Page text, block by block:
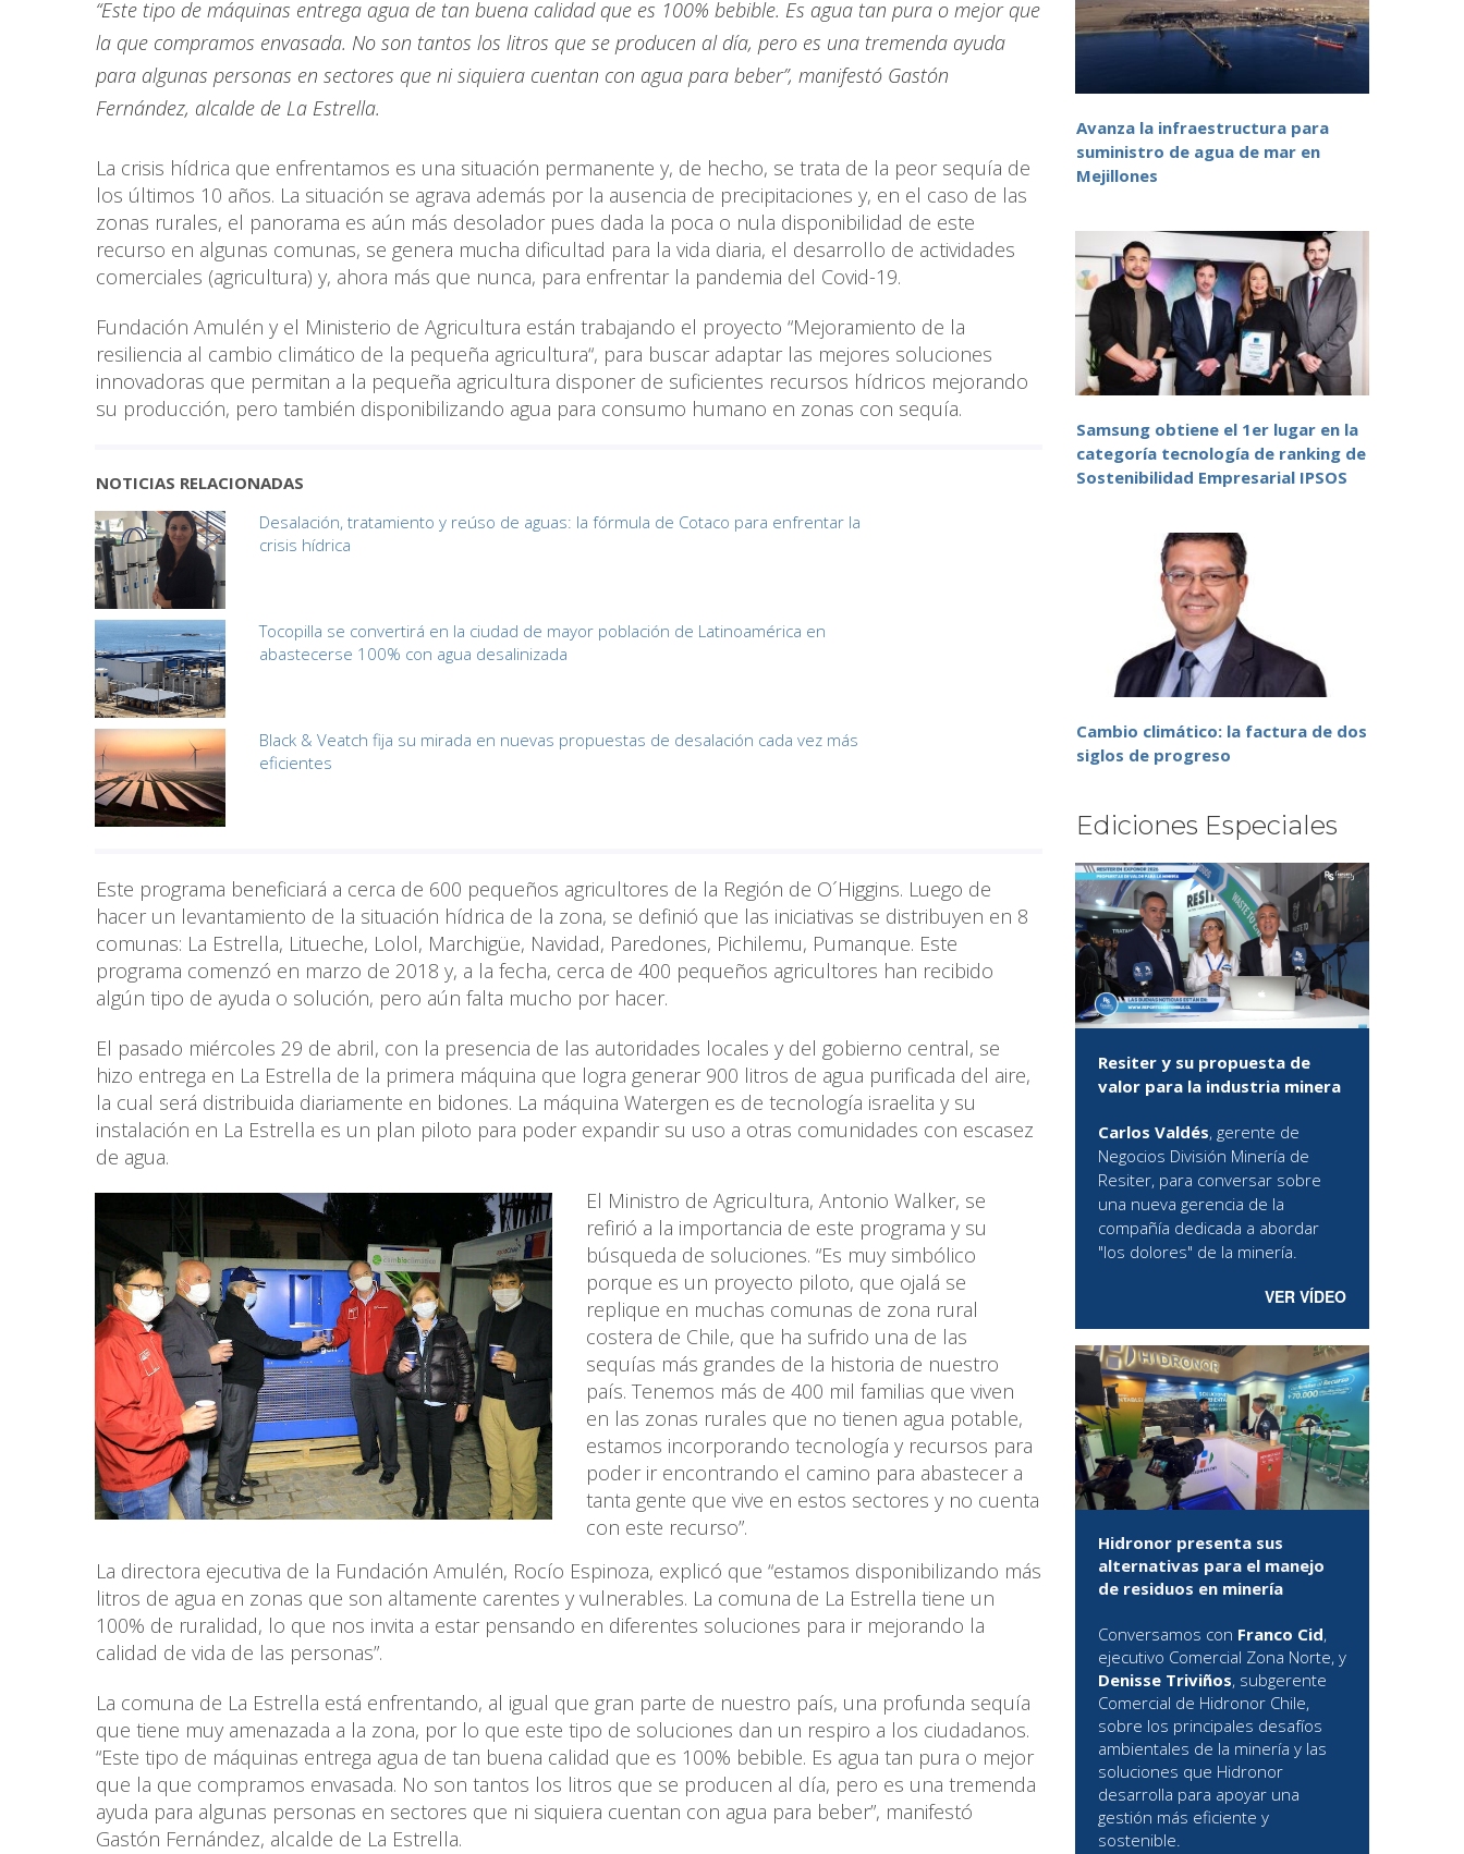
“Este tipo de máquinas entrega agua de tan buena calidad que es 100% bebible. Es agua tan pura o mejor que
la que compramos envasada. No son tantos los litros que se producen al día, pero es una tremenda ayuda
para algunas personas en sectores que ni siquiera cuentan con agua para beber”, manifestó Gastón
Fernández, alcalde de La Estrella.
La crisis hídrica que enfrentamos es una situación permanente y, de hecho, se trata de la peor sequía de
los últimos 10 años. La situación se agrava además por la ausencia de precipitaciones y, en el caso de las
zonas rurales, el panorama es aún más desolador pues dada la poca o nula disponibilidad de este
recurso en algunas comunas, se genera mucha dificultad para la vida diaria, el desarrollo de actividades
comerciales (agricultura) y, ahora más que nunca, para enfrentar la pandemia del Covid-19.
Fundación Amulén y el Ministerio de Agricultura están trabajando el proyecto “Mejoramiento de la
resiliencia al cambio climático de la pequeña agricultura“, para buscar adaptar las mejores soluciones
innovadoras que permitan a la pequeña agricultura disponer de suficientes recursos hídricos mejorando
su producción, pero también disponibilizando agua para consumo humano en zonas con sequía.
NOTICIAS RELACIONADAS
Desalación, tratamiento y reúso de aguas: la fórmula de Cotaco para enfrentar la
crisis hídrica
Tocopilla se convertirá en la ciudad de mayor población de Latinoamérica en
abastecerse 100% con agua desalinizada
Black & Veatch fija su mirada en nuevas propuestas de desalación cada vez más
eficientes
Este programa beneficiará a cerca de 600 pequeños agricultores de la Región de O´Higgins. Luego de
hacer un levantamiento de la situación hídrica de la zona, se definió que las iniciativas se distribuyen en 8
comunas: La Estrella, Litueche, Lolol, Marchigüe, Navidad, Paredones, Pichilemu, Pumanque. Este
programa comenzó en marzo de 2018 y, a la fecha, cerca de 400 pequeños agricultores han recibido
algún tipo de ayuda o solución, pero aún falta mucho por hacer.
El pasado miércoles 29 de abril, con la presencia de las autoridades locales y del gobierno central, se
hizo entrega en La Estrella de la primera máquina que logra generar 900 litros de agua purificada del aire,
la cual será distribuida diariamente en bidones. La máquina Watergen es de tecnología israelita y su
instalación en La Estrella es un plan piloto para poder expandir su uso a otras comunidades con escasez
de agua.
El Ministro de Agricultura, Antonio Walker, se
refirió a la importancia de este programa y su
búsqueda de soluciones. “Es muy simbólico
porque es un proyecto piloto, que ojalá se
replique en muchas comunas de zona rural
costera de Chile, que ha sufrido una de las
sequías más grandes de la historia de nuestro
país. Tenemos más de 400 mil familias que viven
en las zonas rurales que no tienen agua potable,
estamos incorporando tecnología y recursos para
poder ir encontrando el camino para abastecer a
tanta gente que vive en estos sectores y no cuenta
con este recurso”.
La directora ejecutiva de la Fundación Amulén, Rocío Espinoza, explicó que “estamos disponibilizando más
litros de agua en zonas que son altamente carentes y vulnerables. La comuna de La Estrella tiene un
100% de ruralidad, lo que nos invita a estar pensando en diferentes soluciones para ir mejorando la
calidad de vida de las personas”.
La comuna de La Estrella está enfrentando, al igual que gran parte de nuestro país, una profunda sequía
que tiene muy amenazada a la zona, por lo que este tipo de soluciones dan un respiro a los ciudadanos.
“Este tipo de máquinas entrega agua de tan buena calidad que es 100% bebible. Es agua tan pura o mejor
que la que compramos envasada. No son tantos los litros que se producen al día, pero es una tremenda
ayuda para algunas personas en sectores que ni siquiera cuentan con agua para beber”, manifestó
Gastón Fernández, alcalde de La Estrella.
Avanza la infraestructura para
suministro de agua de mar en
Mejillones
Samsung obtiene el 1er lugar en la
categoría tecnología de ranking de
Sostenibilidad Empresarial IPSOS
Cambio climático: la factura de dos
siglos de progreso
Ediciones Especiales
Resiter y su propuesta de
valor para la industria minera
Carlos Valdés, gerente de
Negocios División Minería de
Resiter, para conversar sobre
una nueva gerencia de la
compañía dedicada a abordar
"los dolores" de la minería.
VER VÍDEO
Hidronor presenta sus
alternativas para el manejo
de residuos en minería
Conversamos con Franco Cid,
ejecutivo Comercial Zona Norte, y
Denisse Triviños, subgerente
Comercial de Hidronor Chile,
sobre los principales desafíos
ambientales de la minería y las
soluciones que Hidronor
desarrolla para apoyar una
gestión más eficiente y
sostenible.